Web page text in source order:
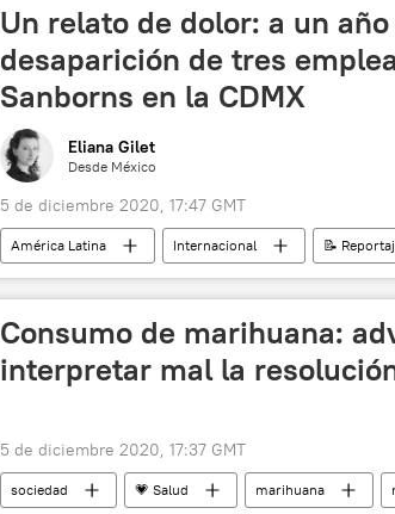
Un relato de dolor: a un
desaparición de tres
Sanborns en la CDMX
Eliana Gilet
Desde México
5 de diciembre 2020, 17:47 GMT
América Latina Internacional 📝
desaparición
noticias
Consumo de marihuana:
interpretar mal la
5 de diciembre 2020, 17:37 GMT
sociedad 💗 Salud marihuana